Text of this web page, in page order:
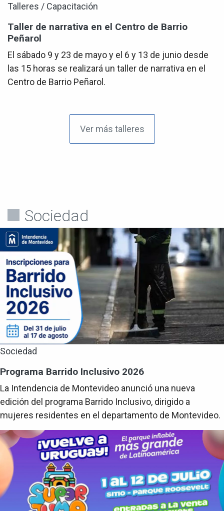
Talleres / Capacitación
Taller de narrativa en el Centro de Barrio
Peñarol
El sábado 9 y 23 de mayo y el 6 y 13 de junio desde
las 15 horas se realizará un taller de narrativa en el
Centro de Barrio Peñarol.
Ver más talleres
Sociedad
Sociedad
Programa Barrido Inclusivo 2026
La Intendencia de Montevideo anunció una nueva
edición del programa Barrido Inclusivo, dirigido a
mujeres residentes en el departamento de Montevideo.